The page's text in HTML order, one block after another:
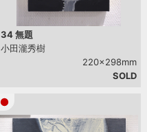
34 無題
小田瀧秀樹
220x298mm
SOLD